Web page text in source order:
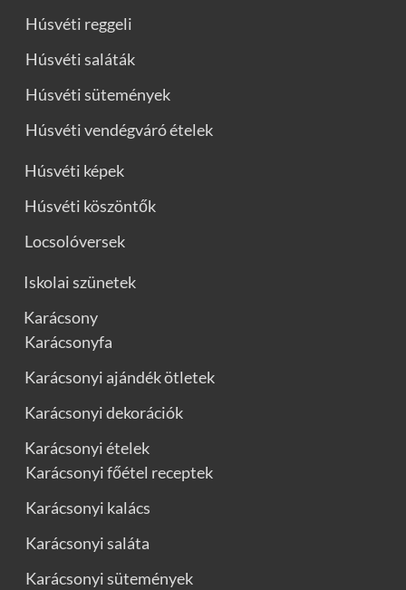
Húsvéti reggeli
Húsvéti saláták
Húsvéti sütemények
Húsvéti vendégváró ételek
Húsvéti képek
Húsvéti köszöntők
Locsolóversek
Iskolai szünetek
Karácsony
Karácsonyfa
Karácsonyi ajándék ötletek
Karácsonyi dekorációk
Karácsonyi ételek
Karácsonyi főétel receptek
Karácsonyi kalács
Karácsonyi saláta
Karácsonyi sütemények